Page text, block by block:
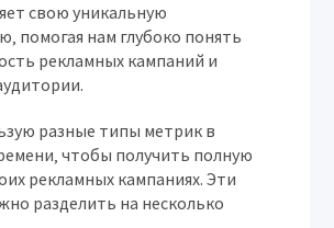
свою уникальную
помогая нам глубоко понять
рекламных кампаний и
разные типы метрик в
чтобы получить полную
рекламных кампаниях. Эти
разделить на несколько